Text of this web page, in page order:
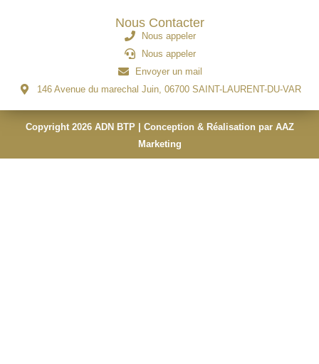
Nous Contacter
Nous appeler
Nous appeler
Envoyer un mail
146 Avenue du marechal Juin, 06700 SAINT-LAURENT-DU-VAR
Copyright 2026 ADN BTP | Conception & Réalisation par AAZ
Marketing